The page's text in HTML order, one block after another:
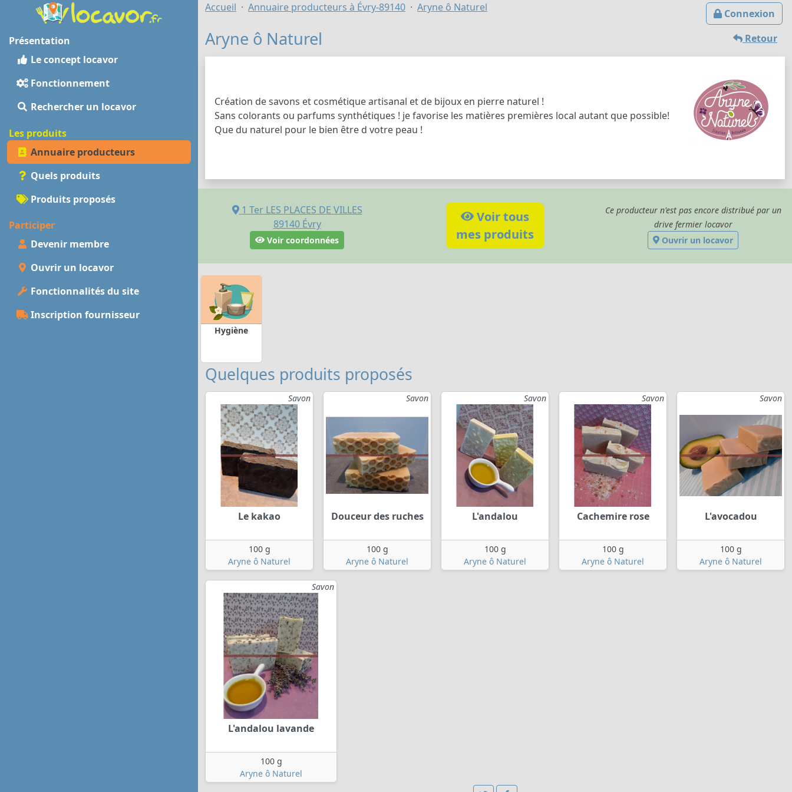
Présentation
Le concept locavor
Fonctionnement
Rechercher un locavor
Les produits
Annuaire producteurs
Quels produits
Produits proposés
Participer
Devenir membre
Ouvrir un locavor
Fonctionnalités du site
Inscription fournisseur
Connexion
Accueil Annuaire producteurs à Évry-89140 Aryne ô Naturel
Retour
Aryne ô Naturel
Création de savons et cosmétique artisanal et de bijoux en pierre naturel !
Sans colorants ou parfums synthétiques ! je favorise les matières premières local autant que possible!
Que du naturel pour le bien être d votre peau !
1 Ter LES PLACES DE VILLES
89140 Évry
Voir coordonnées
Voir tous
mes produits
Ce producteur n'est pas encore distribué par un
drive fermier locavor
Ouvrir un locavor
Hygiène
Quelques produits proposés
Savon
Le kakao
100 g
Aryne ô Naturel
Savon
Douceur des ruches
100 g
Aryne ô Naturel
Savon
L'andalou
100 g
Aryne ô Naturel
Savon
Cachemire rose
100 g
Aryne ô Naturel
Savon
L'avocadou
100 g
Aryne ô Naturel
Savon
L'andalou lavande
100 g
Aryne ô Naturel